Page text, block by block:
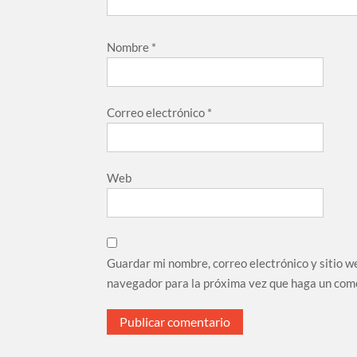
Nombre *
Correo electrónico *
Web
Guardar mi nombre, correo electrónico y sitio
navegador para la próxima vez que haga un